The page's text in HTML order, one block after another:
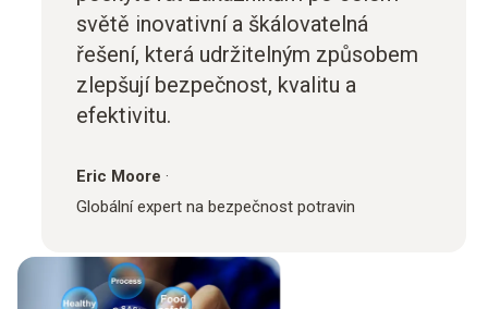
světě inovativní a škálovatelná
řešení, která udržitelným způsobem
zlepšují bezpečnost, kvalitu a
efektivitu.
Eric Moore ·
Globální expert na bezpečnost potravin